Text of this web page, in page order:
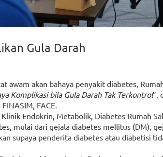
Gula Darah
awam akan bahaya penyakit diabetes,
Komplikasi bila Gula Darah Tak Terkontrol”,
FACE.
Endokrin, Metabolik, Diabetes Rumah
mulai dari gejala diabetes mellitus (DM),
supaya penderita diabetes atau diabetisi